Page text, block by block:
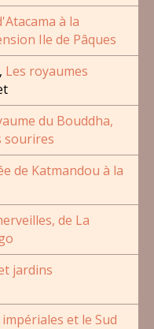
à la
Ile de Pâques
Les royaumes
du Bouddha,
sourires
de Katmandou à la
de La
jardins
et le Sud